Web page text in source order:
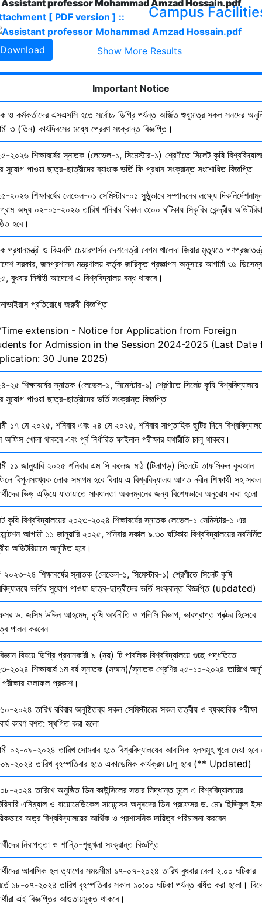
Campus
Show More Results
Assistant professor Mohammad Amzad Hossain.pdf
[ PDF version ] ::
Download
Important Notice
ও কর্মকর্তাদের এসএসসি হতে সর্বোচ্চ ডিগ্রি পর্যন্ত অর্জিত শুধুমাত্র সকল সনদের
৩ (তিন) কার্যদিবসের মধ্যে প্রেরণ সংক্রান্ত বিজ্ঞপ্তি।
২০২৬ শিক্ষাবর্ষের স্নাতক (লেভেল-১, সিমেস্টার-১) শ্রেণীতে সিলেট কৃষি
সুযোগ পাওয়া ছাত্র-ছাত্রীদের ব্যাংকে ভর্তি ফি প্রধান সংক্রান্ত সংশোধিত বিজ্ঞপ্তি
২০২৬ শিক্ষাবর্ষের লেভেল-০১ সেমিস্টার-০১ সুষ্ঠুভাবে সম্পাদনের লক্ষ্যে
অদ্য ০২-০১-২০২৬ তারিখ শনিবার বিকাল ৩:০০ ঘটিকায় সিকৃবির কেন্দ্রীয়
হবে।
প্রধানমন্ত্রী ও বিএনপি চেয়ারপার্সন দেশনেত্রী বেগম খালেদা জিয়ার মৃত্যুতে
সরকার, জনপ্রশাসন মন্ত্রণালয় কর্তৃক জারিকৃত প্রজ্ঞাপন অনুসারে আগামী ৩১
বুধবার নির্বাহী আদেশে এ বিশ্ববিদ্যালয় বন্ধ থাকবে।
প্রতিরোধে জরুরী বিজ্ঞপ্তি
extension - Notice for Application from Foreign
for Admission in the Session 2024-2025 (Last Date
30 June 2025)
২৫ শিক্ষাবর্ষের স্নাতক (লেভেল-১, সিমেস্টার-১) শ্রেণীতে সিলেট কৃষি বিশ্ববিদ্যালয়ে
সুযোগ পাওয়া ছাত্র-ছাত্রীদের ভর্তি সংক্রান্ত বিজ্ঞপ্তি
১৭ মে ২০২৫, শনিবার এবং ২৪ মে ২০২৫, শনিবার সাপ্তাহিক ছুটির দিনে
খোলা থাকবে এবং পূর্ব নির্ধারিত ফাইনাল পরীক্ষার যথারীতি চালু থাকবে।
১১ জানুয়ারি ২০২৫ শনিবার এম সি কলেজ মাঠ (টিলাগড়) সিলেটে তাফসিরুল কুরআন
বিপুলসংখ্যক লোক সমাগম হবে বিধায় এ বিশ্ববিদ্যালয় আগত নবীন শিক্ষার্থী সহ সকল
ভিড় এড়িয়ে যাতায়াতে সাবধানতা অবলম্বনের জন্য বিশেষভাবে অনুরোধ করা হলো
কৃষি বিশ্ববিদ্যালয়ের ২০২৩-২০২৪ শিক্ষাবর্ষের স্নাতক লেভেল-১ সেমিস্টার-১ এর
আগামী ১১ জানুয়ারি ২০২৫, শনিবার সকাল ৯.৩০ ঘটিকায় বিশ্ববিদ্যালয়ের নবনির্মিত
অডিটরিয়ামে অনুষ্ঠিত হবে।
২৪ শিক্ষাবর্ষের স্নাতক (লেভেল-১, সিমেস্টার-১) শ্রেণীতে সিলেট কৃষি
ভর্তির সুযোগ পাওয়া ছাত্র-ছাত্রীদের ভর্তি সংক্রান্ত বিজ্ঞপ্তি (updated)
ড. জসিম উদ্দিন আহমেদ, কৃষি অর্থনীতি ও পলিসি বিভাগ, ভারপ্রাপ্ত প্রক্টর হিসেবে
পালন করবেন
বিষয়ে ডিগ্রি প্রদানকারী ৯ (নয়) টি পাবলিক বিশ্ববিদ্যালয়ে গুচ্ছ পদ্ধতিতে
২০২৪ শিক্ষাবর্ষে ১ম বর্ষ স্নাতক (সম্মান)/স্নাতক শ্রেণির ২৫-১০-২০২৪ তারিখে
পরীক্ষার ফলাফল প্রকাশ।
২০২৪ তারিখ রবিবার অনুষ্ঠিতব্য সকল সেমিস্টারের সকল তত্বীয় ও ব্যবহারিক পরীক্ষা
কারণ বশত: স্থগিত করা হলো
০২-০৯-২০২৪ তারিখ সোমবার হতে বিশ্ববিদ্যালয়ের আবাসিক হলসমূহ খুলে দেয়া হবে
২০২৪ তারিখ বৃহস্পতিবার হতে একাডেমিক কার্যক্রম চালু হবে (** Updated)
২০২৪ তারিখে অনুষ্ঠিত ডিন কাউন্সিলের সভার সিদ্ধান্ত মূলে এ বিশ্ববিদ্যালয়ের
এনিম্যাল ও বায়োমেডিকেল সায়েন্সেস অনুষদের ডিন প্রফেসর ড. মোঃ ছিদ্দিকুল
অত্র বিশ্ববিদ্যালয়ের আর্থিক ও প্রশাসনিক দায়িত্ব পরিচালনা করবেন
নিরাপত্তা ও শান্তি-শৃঙ্খলা সংক্রান্ত বিজ্ঞপ্তি
আবাসিক হল ত্যাগের সময়সীমা ১৭-০৭-২০২৪ তারিখ বুধবার বেলা ২.০০ ঘটিকার
১৮-০৭-২০২৪ তারিখ বৃহস্পতিবার সকাল ১০:০০ ঘটিকা পর্যন্ত বর্ধিত করা হলো।
এই বিজ্ঞপ্তির আওতায়মুক্ত থাকবে।